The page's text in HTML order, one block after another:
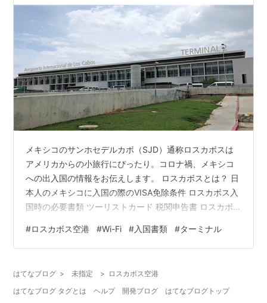
メキシコのサンホセデルカボ（SJD）通称ロスカボスは
アメリカからの小旅行にぴったり。コロナ禍、メキシコ
への出入国の情報をお伝えします。 ロスカボスとは？ 日
本人のメキシコに入国の際のVISA免除条件 ロスカボス入
国時の必要書類 ツーリストカード 税関申告書 ロスカボ
の受け取り 税関 シャトルサービスのチケット購入エリア
両替エリア 外へ出る前に 通常のトランスファーは外へ
カボス出国時の必要書類 入国の際に受け取ったツーリス
トカードの半券 陰性証明書 宣誓書 健康調査書 ワクチン
#ロスカボス空港 #Wi-Fi #入国書類 #ターミナル
はてなブログ > 未指定 > ロスカボス空港
はてなブログ タグとは
ヘルプ 開発ブログ はてなブログトップ